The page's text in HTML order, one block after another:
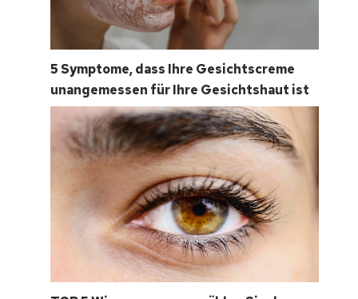
5 Symptome, dass Ihre Gesichtscreme
unangemessen für Ihre Gesichtshaut ist